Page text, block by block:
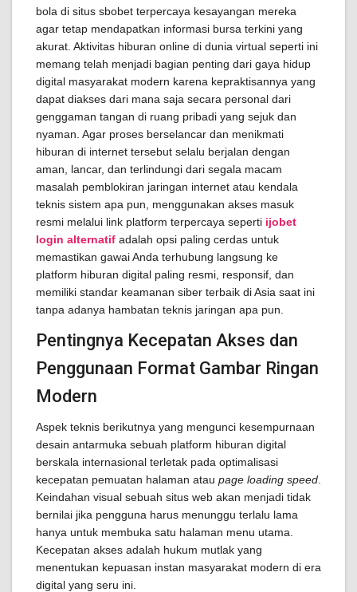
bola di situs sbobet terpercaya kesayangan mereka
agar tetap mendapatkan informasi bursa terkini yang
akurat. Aktivitas hiburan online di dunia virtual seperti ini
memang telah menjadi bagian penting dari gaya hidup
digital masyarakat modern karena kepraktisannya yang
dapat diakses dari mana saja secara personal dari
genggaman tangan di ruang pribadi yang sejuk dan
nyaman. Agar proses berselancar dan menikmati
hiburan di internet tersebut selalu berjalan dengan
aman, lancar, dan terlindungi dari segala macam
masalah pemblokiran jaringan internet atau kendala
teknis sistem apa pun, menggunakan akses masuk
resmi melalui link platform terpercaya seperti ijobet
login alternatif adalah opsi paling cerdas untuk
memastikan gawai Anda terhubung langsung ke
platform hiburan digital paling resmi, responsif, dan
memiliki standar keamanan siber terbaik di Asia saat ini
tanpa adanya hambatan teknis jaringan apa pun.
Pentingnya Kecepatan Akses dan
Penggunaan Format Gambar Ringan
Modern
Aspek teknis berikutnya yang mengunci kesempurnaan
desain antarmuka sebuah platform hiburan digital
berskala internasional terletak pada optimalisasi
kecepatan pemuatan halaman atau page loading speed
Keindahan visual sebuah situs web akan menjadi tidak
bernilai jika pengguna harus menunggu terlalu lama
hanya untuk membuka satu halaman menu utama.
Kecepatan akses adalah hukum mutlak yang
menentukan kepuasan instan masyarakat modern di era
digital yang seru ini.